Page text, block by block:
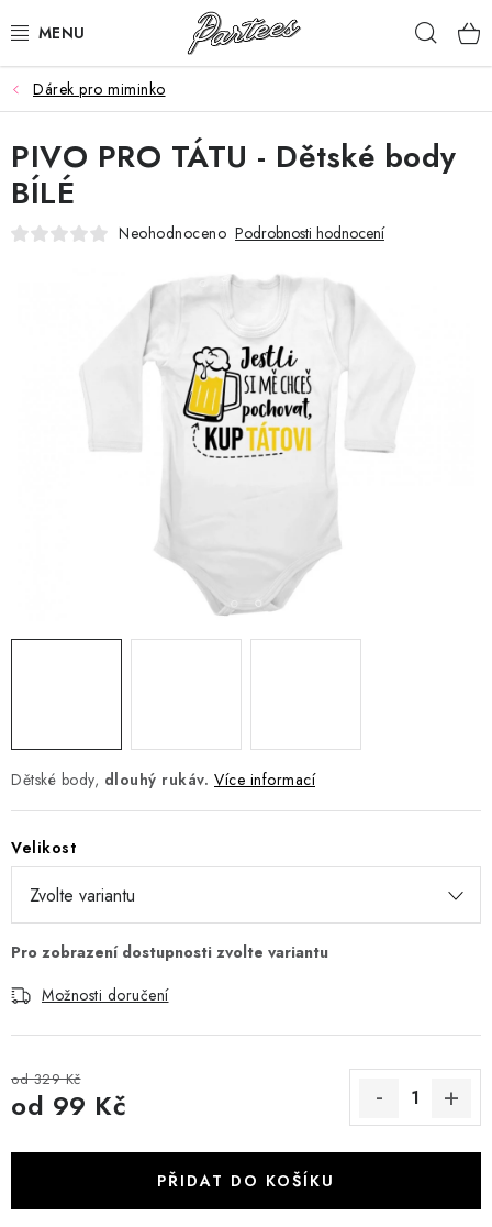
na
ROZLUČKA
NAROZENINY
NA MÍRU
Obchodní podmínky
Dárek pro miminko
Dětské body, dlouhý rukáv. Více informací
Velikost
Možnosti doručení
od 329 Kč
od 99 Kč
PŘIDAT DO KOŠÍKU
PIVO PRO TÁTU - Dětské body
BÍLÉ
Neohodnoceno Podrobnosti hodnocení